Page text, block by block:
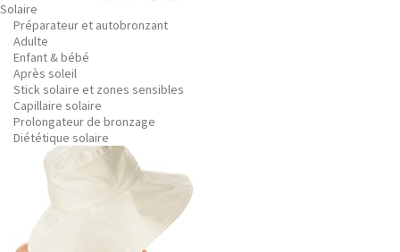
Solaire
Préparateur et autobronzant
Adulte
Enfant & bébé
Après soleil
Stick solaire et zones sensibles
Capillaire solaire
Prolongateur de bronzage
Diététique solaire